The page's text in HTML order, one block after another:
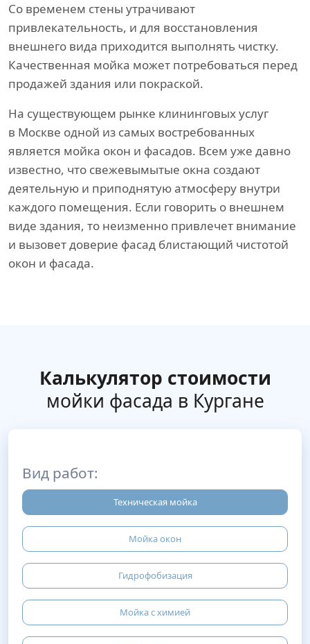
Со временем стены утрачивают
привлекательность, и для восстановления
внешнего вида приходится выполнять чистку.
Качественная мойка может потребоваться перед
продажей здания или покраской.
На существующем рынке клининговых услуг
в Москве одной из самых востребованных
является мойка окон и фасадов. Всем уже давно
известно, что свежевымытые окна создают
деятельную и приподнятую атмосферу внутри
каждого помещения. Если говорить о внешнем
виде здания, то неизменно привлечет внимание
и вызовет доверие фасад блистающий чистотой
окон и фасада.
Калькулятор стоимости
мойки фасада в Кургане
Вид работ:
Техническая мойка
Мойка окон
Гидрофобизация
Мойка с химией